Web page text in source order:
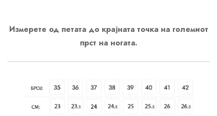
Измерете од петата до крајната точка на големиот
прст на ногата.